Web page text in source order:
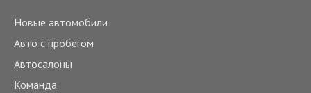
Новые автомобили
Авто с пробегом
Автосалоны
Команда